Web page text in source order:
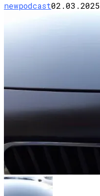
newpodcast02.03.2025